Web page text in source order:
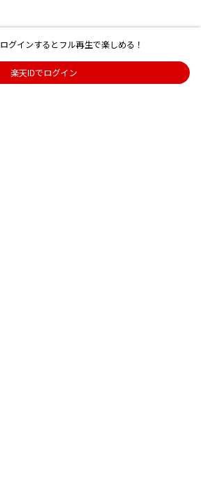
ログインするとフル再生で楽しめる！
楽天IDでログイン